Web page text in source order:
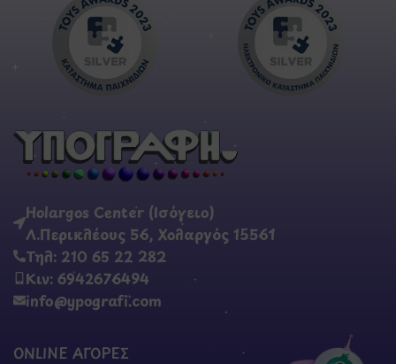
Holargos Center (Ισόγειο)
Λ.Περικλέους 56, Χολαργός 15561
Τηλ: 210 65 22 282
Κιν: 6942676494
info@ypografi.com
ONLINE ΑΓΟΡΕΣ